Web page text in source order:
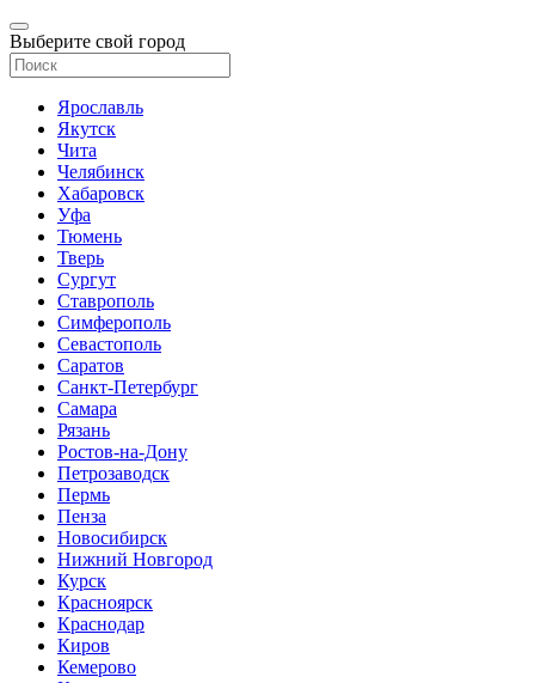
Выберите свой город
Ярославль
Якутск
Чита
Челябинск
Хабаровск
Уфа
Тюмень
Тверь
Сургут
Ставрополь
Симферополь
Севастополь
Саратов
Санкт-Петербург
Самара
Рязань
Ростов-на-Дону
Петрозаводск
Пермь
Пенза
Новосибирск
Нижний Новгород
Курск
Красноярск
Краснодар
Киров
Кемерово